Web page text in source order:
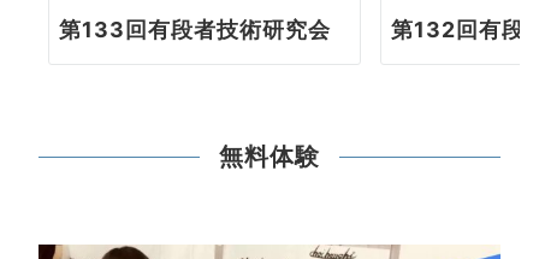
第133回有段者技術研究会 第132回有段
無料体験